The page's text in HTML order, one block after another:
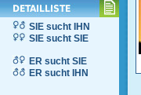
SIE sucht IHN
SIE sucht SIE
ER sucht SIE
ER sucht IHN